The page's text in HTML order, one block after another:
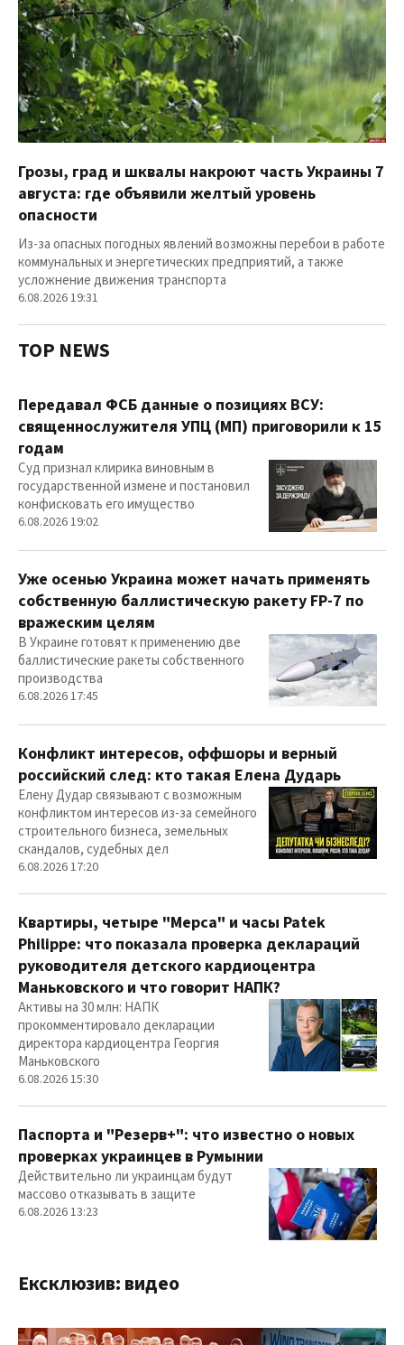
Грозы, град и шквалы накроют часть Украины 7
августа: где объявили желтый уровень
опасности
Из-за опасных погодных явлений возможны перебои в работе
коммунальных и энергетических предприятий, а также
усложнение движения транспорта
6.08.2026 19:31
TOP NEWS
Передавал ФСБ данные о позициях ВСУ:
священнослужителя УПЦ (МП) приговорили к 15
годам
Суд признал клирика виновным в
государственной измене и постановил
конфисковать его имущество
6.08.2026 19:02
Уже осенью Украина может начать применять
собственную баллистическую ракету FP-7 по
вражеским целям
В Украине готовят к применению две
баллистические ракеты собственного
производства
6.08.2026 17:45
Конфликт интересов, оффшоры и верный
российский след: кто такая Елена Дударь
Елену Дудар связывают с возможным
конфликтом интересов из-за семейного
строительного бизнеса, земельных
скандалов, судебных дел
6.08.2026 17:20
Квартиры, четыре "Мерса" и часы Patek
Philippe: что показала проверка деклараций
руководителя детского кардиоцентра
Маньковского и что говорит НАПК?
Активы на 30 млн: НАПК
прокомментировало декларации
директора кардиоцентра Георгия
Маньковского
6.08.2026 15:30
Паспорта и "Резерв+": что известно о новых
проверках украинцев в Румынии
Действительно ли украинцам будут
массово отказывать в защите
6.08.2026 13:23
Ексклюзив: видео